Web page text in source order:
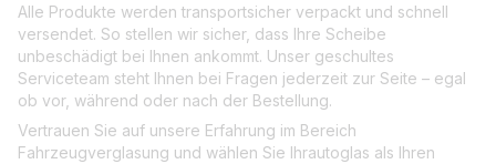
Alle Produkte werden transportsicher verpackt und schnell
versendet. So stellen wir sicher, dass Ihre Scheibe
unbeschädigt bei Ihnen ankommt. Unser geschultes
Serviceteam steht Ihnen bei Fragen jederzeit zur Seite – egal
ob vor, während oder nach der Bestellung.
Vertrauen Sie auf unsere Erfahrung im Bereich
Fahrzeugverglasung und wählen Sie Ihrautoglas als Ihren